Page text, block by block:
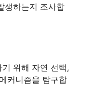
생하는지 조사합
위해 자연 선택,
커니즘을 탐구합